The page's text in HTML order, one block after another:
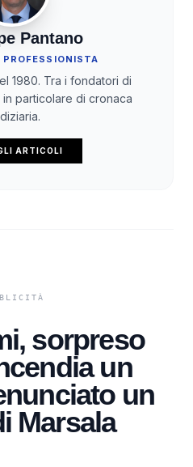
Pantano
1980. Tra i fondatori di
particolare di cronaca
ARTICOLI
sorpreso
un
un
Marsala